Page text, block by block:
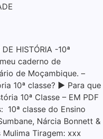
HISTÓRIA -10ª
caderno de
de Moçambique. –
10ª classe? ▶ Para que
10ª Classe – EM PDF
10ª classe do Ensino
Nárcia Bonnett &
Tiragem: xxx